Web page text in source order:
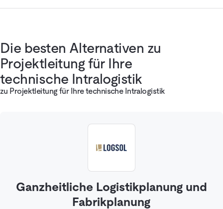
Die besten Alternativen zu
Projektleitung für Ihre
technische Intralogistik
zu Projektleitung für Ihre technische Intralogistik
Ganzheitliche Logistikplanung und
Fabrikplanung